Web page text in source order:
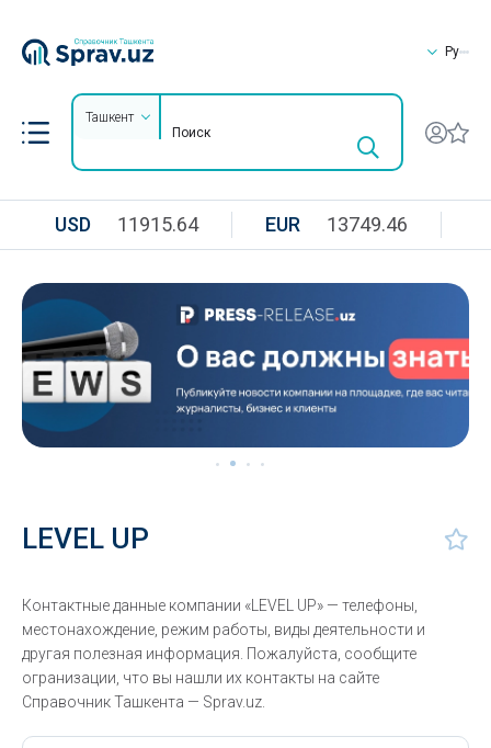
Ру
Ташкент
USD 11915.64 EUR 13749.46
LEVEL UP
Контактные данные компании «LEVEL UP» — телефоны,
местонахождение, режим работы, виды деятельности и
другая полезная информация. Пожалуйста, сообщите
огранизации, что вы нашли их контакты на сайте
Справочник Ташкента — Sprav.uz.